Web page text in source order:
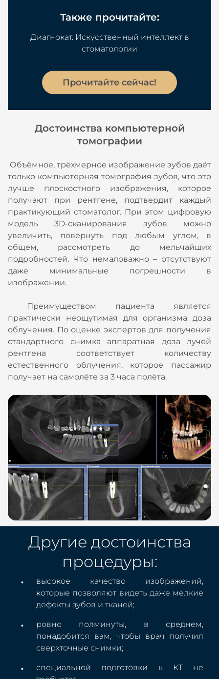
Также прочитайте:
Диагнокат. Искусственный интеллект в
стоматологии
Прочитайте сейчас!
Достоинства компьютерной
томографии
Объёмное, трёхмерное изображение зубов даёт
только компьютерная томография зубов, что это
лучше плоскостного изображения, которое
получают при рентгене, подтвердит каждый
практикующий стоматолог. При этом цифровую
модель 3D-сканирования зубов можно
увеличить, повернуть под любым углом, в
общем, рассмотреть до мельчайших
подробностей. Что немаловажно – отсутствуют
даже минимальные погрешности в
изображении.
Преимуществом пациента является
практически неощутимая для организма доза
облучения. По оценке экспертов для получения
стандартного снимка аппаратная доза лучей
рентгена соответствует количеству
естественного облучения, которое пассажир
получает на самолёте за 3 часа полёта.
Другие достоинства
процедуры:
высокое качество изображений,
которые позволяют видеть даже мелкие
дефекты зубов и тканей;
ровно полминуты, в среднем,
понадобится вам, чтобы врач получил
сверхточные снимки;
специальной подготовки к КТ не